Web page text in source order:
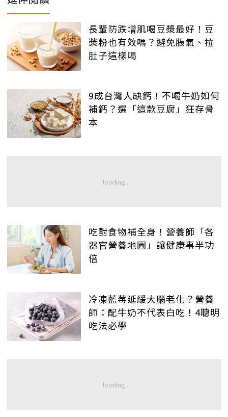
長輩防跌增肌喝豆漿最好！豆
漿粉也有效嗎？避免脹氣、拉
肚子這樣喝
9成台灣人缺鈣！不喝牛奶如何
補鈣？選「這款豆腐」狂存骨
本
吃對食物補全身！營養師「各
器官營養地圖」讓健康事半功
倍
冷凍藍莓延緩大腦老化？營養
師：配牛奶不代表白吃！4聰明
吃法必學